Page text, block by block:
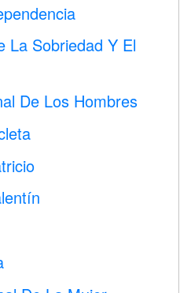
La Sobriedad Y El
De Los Hombres